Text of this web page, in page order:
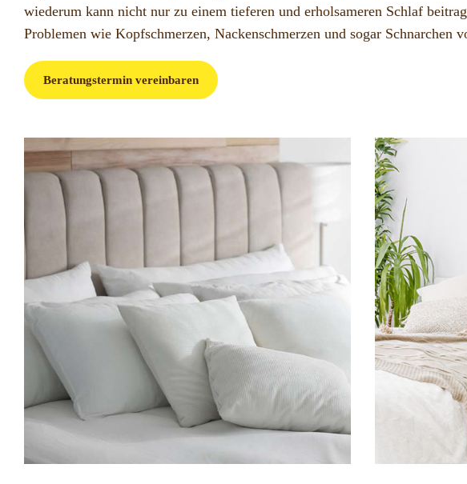
wiederum kann nicht nur zu einem tieferen und erholsameren Schlaf
Problemen wie Kopfschmerzen, Nackenschmerzen und sogar Schnarchen
Beratungstermin vereinbaren